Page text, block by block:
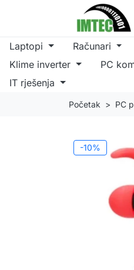
Laptopi Računari
Klime inverter
PC
IT rješenja
Početak PC
-10%